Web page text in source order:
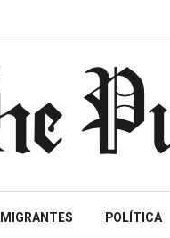
MIGRANTES POLÍTICA